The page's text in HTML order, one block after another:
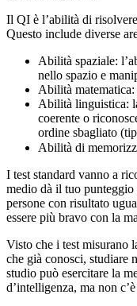
Il QI è l’abilità di
Questo include diverse
Abilità spaziale:
nello spazio e
Abilità
Abilità linguistica:
coerente o
ordine sbagliato
Abilità di
I test standard vanno a
medio dà il tuo
persone con risultato
essere più bravo con la
Visto che i test misurano
che già conosci, studiare
studio può esercitare la
d’intelligenza, ma non